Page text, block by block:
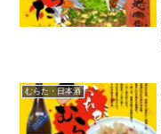
むらた・日本酒